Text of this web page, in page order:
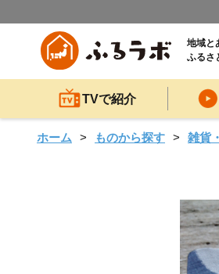
地域と
ふるさ
TVで紹介
ホーム ものから探す 雑貨